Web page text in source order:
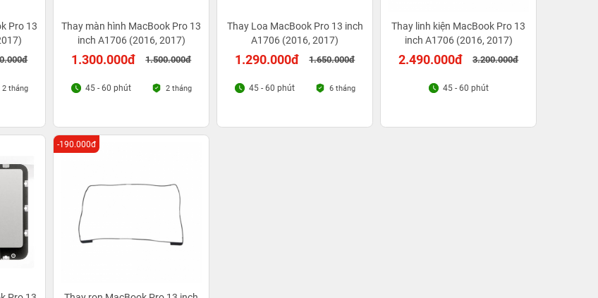
Pro 13
2 tháng
Thay màn hình MacBook Pro 13
inch A1706 (2016, 2017)
1.300.000đ 1.500.000đ
45 - 60 phút 2 tháng
Thay Loa MacBook Pro 13 inch
A1706 (2016, 2017)
1.290.000đ 1.650.000đ
45 - 60 phút 6 tháng
Thay linh kiện MacBook Pro 13
inch A1706 (2016, 2017)
2.490.000đ 3.200.000đ
45 - 60 phút
-190.000đ